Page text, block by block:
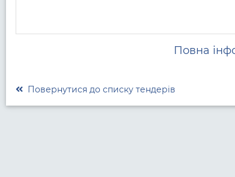
Повна
Повернутися до списку тендерів